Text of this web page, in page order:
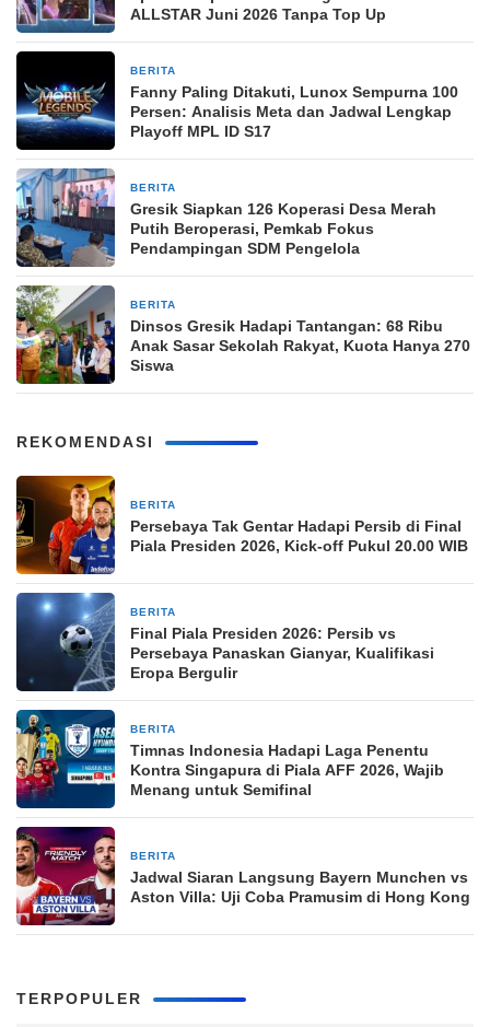
ALLSTAR Juni 2026 Tanpa Top Up
BERITA
Fanny Paling Ditakuti, Lunox Sempurna 100
Persen: Analisis Meta dan Jadwal Lengkap
Playoff MPL ID S17
BERITA
Gresik Siapkan 126 Koperasi Desa Merah
Putih Beroperasi, Pemkab Fokus
Pendampingan SDM Pengelola
BERITA
Dinsos Gresik Hadapi Tantangan: 68 Ribu
Anak Sasar Sekolah Rakyat, Kuota Hanya 270
Siswa
REKOMENDASI
BERITA
Persebaya Tak Gentar Hadapi Persib di Final
Piala Presiden 2026, Kick-off Pukul 20.00 WIB
BERITA
Final Piala Presiden 2026: Persib vs
Persebaya Panaskan Gianyar, Kualifikasi
Eropa Bergulir
BERITA
Timnas Indonesia Hadapi Laga Penentu
Kontra Singapura di Piala AFF 2026, Wajib
Menang untuk Semifinal
BERITA
Jadwal Siaran Langsung Bayern Munchen vs
Aston Villa: Uji Coba Pramusim di Hong Kong
TERPOPULER